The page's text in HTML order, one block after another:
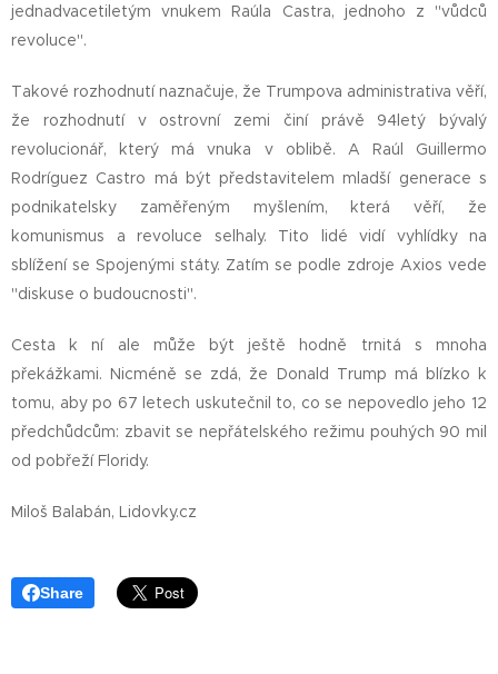
jednadvacetiletým vnukem Raúla Castra, jednoho z "vůdců
revoluce".
Takové rozhodnutí naznačuje, že Trumpova administrativa věří,
že rozhodnutí v ostrovní zemi činí právě 94letý bývalý
revolucionář, který má vnuka v oblibě. A Raúl Guillermo
Rodríguez Castro má být představitelem mladší generace s
podnikatelsky zaměřeným myšlením, která věří, že
komunismus a revoluce selhaly. Tito lidé vidí vyhlídky na
sblížení se Spojenými státy. Zatím se podle zdroje Axios vede
"diskuse o budoucnosti".
Cesta k ní ale může být ještě hodně trnitá s mnoha
překážkami. Nicméně se zdá, že Donald Trump má blízko k
tomu, aby po 67 letech uskutečnil to, co se nepovedlo jeho 12
předchůdcům: zbavit se nepřátelského režimu pouhých 90 mil
od pobřeží Floridy.
Miloš Balabán, Lidovky.cz
Share